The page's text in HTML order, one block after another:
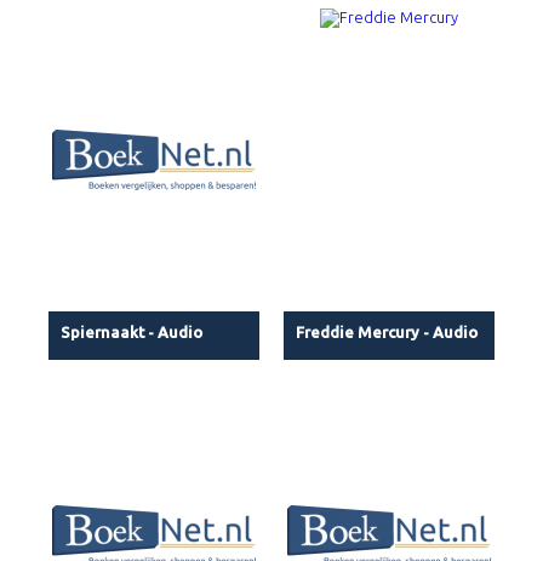
Spiernaakt - Audio Freddie Mercury - Audio